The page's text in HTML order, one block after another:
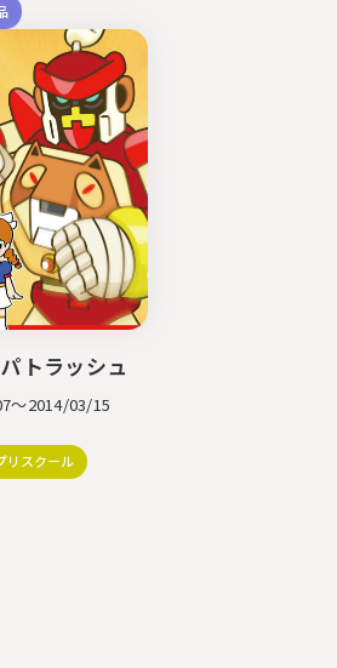
トラッシュ
～2014/03/15
リスクール